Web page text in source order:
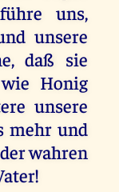
uns,
unsere
daß sie
Honig
unsere
mehr und
wahren